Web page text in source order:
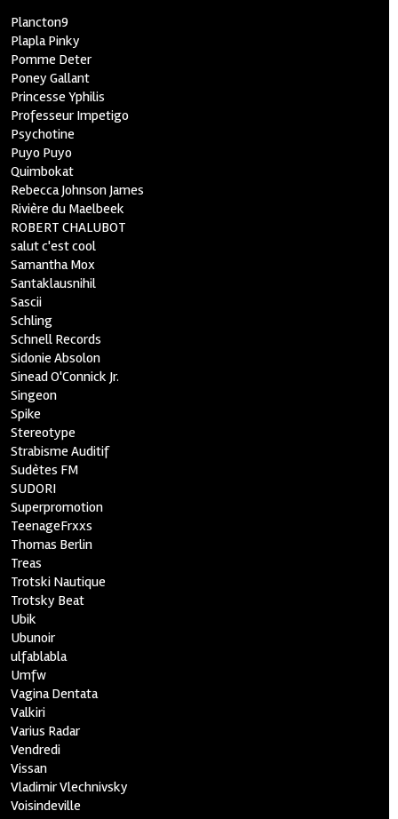
Plancton9
Plapla Pinky
Pomme Deter
Poney Gallant
Princesse Yphilis
Professeur Impetigo
Psychotine
Puyo Puyo
Quimbokat
Rebecca Johnson James
Rivière du Maelbeek
ROBERT CHALUBOT
salut c'est cool
Samantha Mox
Santaklausnihil
Sascii
Schling
Schnell Records
Sidonie Absolon
Sinead O'Connick Jr.
Singeon
Spike
Stereotype
Strabisme Auditif
Sudètes FM
SUDORI
Superpromotion
TeenageFrxxs
Thomas Berlin
Treas
Trotski Nautique
Trotsky Beat
Ubik
Ubunoir
ulfablabla
Umfw
Vagina Dentata
Valkiri
Varius Radar
Vendredi
Vissan
Vladimir Vlechnivsky
Voisindeville